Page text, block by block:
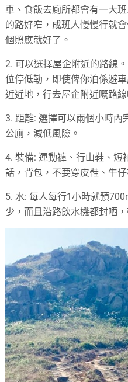
車、食飯去廁所都會有一大
的路好窄，成班人慢慢行就
個照應就好了。
2. 可以選擇屋企附近的路線
位停低勒，即使俾你泊係避
近近地，行去屋企附近嘅路線
3. 距離: 選擇可以兩個小時內
公廁，減低風險。
4. 裝備: 運動褲、行山鞋、短
話，背包，不要穿皮鞋、牛仔
5. 水: 每人每行1小時就預
少，而且沿路飲水機都封哂